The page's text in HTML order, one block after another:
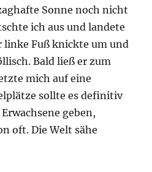
Sonne noch nicht
ich aus und landete
Fuß knickte um und
Bald ließ er zum
mich auf eine
sollte es definitiv
geben,
oft. Die Welt sähe